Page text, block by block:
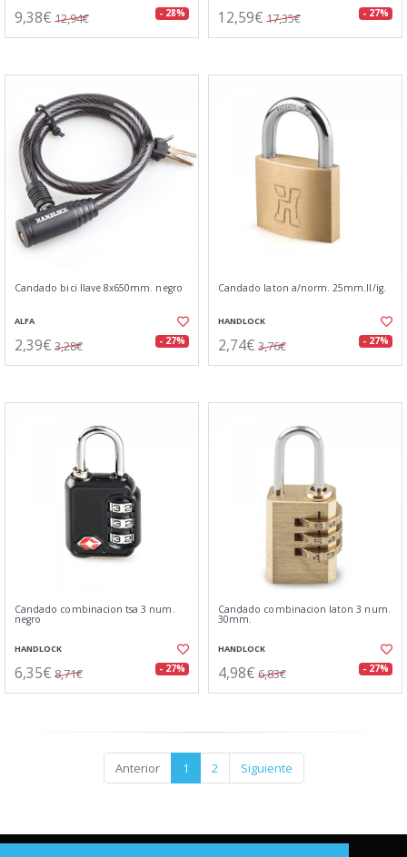
9,38€ 12,94€ - 28% 12,59€ 17,35€ - 27%
Candado bici llave 8x650mm. negro
ALFA
2,39€ 3,28€ - 27%
Candado laton a/norm. 25mm.ll/ig.
HANDLOCK
2,74€ 3,76€ - 27%
Candado combinacion tsa 3 num.
negro
HANDLOCK
6,35€ 8,71€ - 27%
Candado combinacion laton 3 num.
30mm.
HANDLOCK
4,98€ 6,83€ - 27%
Anterior 1 2 Siguiente